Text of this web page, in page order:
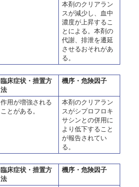
本剤のクリアラン
スが減少し、血中
濃度が上昇するこ
とによる。本剤の
代謝、排泄を遷延
させるおそれがあ
る。
臨床症状・措置方
法
機序・危険因子
作用が増強される
ことがある。
本剤のクリアラン
スがシプロフロキ
サシンとの併用に
より低下すること
が報告されてい
る。
臨床症状・措置方
法
機序・危険因子